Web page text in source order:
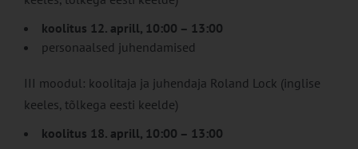
koolitus 12. aprill, 10:00 – 13:00
personaalsed juhendamised
III moodul: koolitaja ja juhendaja Roland Lock (inglise
keeles, tõlkega eesti keelde)
koolitus 18. aprill, 10:00 – 13:00